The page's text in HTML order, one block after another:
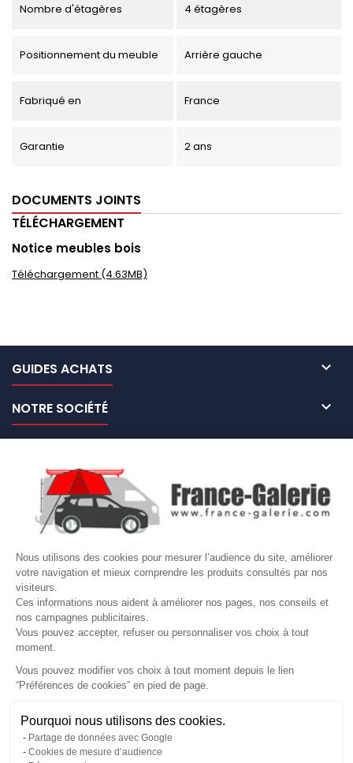
Nous utilisons des cookies pour mesurer l’audience du site, améliorer
votre navigation et mieux comprendre les produits consultés par nos
visiteurs.
Ces informations nous aident à améliorer nos pages, nos conseils et
nos campagnes publicitaires.
Vous pouvez accepter, refuser ou personnaliser vos choix à tout
moment.
Vous pouvez modifier vos choix à tout moment depuis le lien
“Préférences de cookies” en pied de page.
Pourquoi nous utilisons des cookies.
Partage de données avec Google
Cookies de mesure d’audience
Gérer mes cookies
Nombre d'étagères 4 étagères
Positionnement du meuble Arrière gauche
Fabriqué en France
Garantie 2 ans
DOCUMENTS JOINTS
TÉLÉCHARGEMENT
Notice meubles bois
Téléchargement (4.63MB)
GUIDES ACHATS 
NOTRE SOCIÉTÉ 
VOTRE COMPTE 
Site protégé par reCAPTCHA.
LETTRE D'INFORMATIONS
© Copyright 2026 France Galerie. Tous droits reservés.